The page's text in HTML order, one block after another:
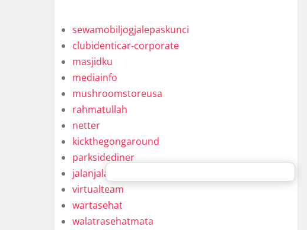
sewamobiljogjalepaskunci
clubidenticar-corporate
masjidku
mediainfo
mushroomstoreusa
rahmatullah
netter
kickthegongaround
parksidediner
jalanjalan
virtualteam
wartasehat
walatrasehatmata